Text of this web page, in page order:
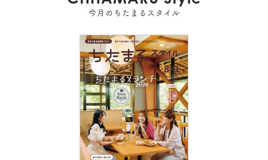
今月のちたまるスタイル